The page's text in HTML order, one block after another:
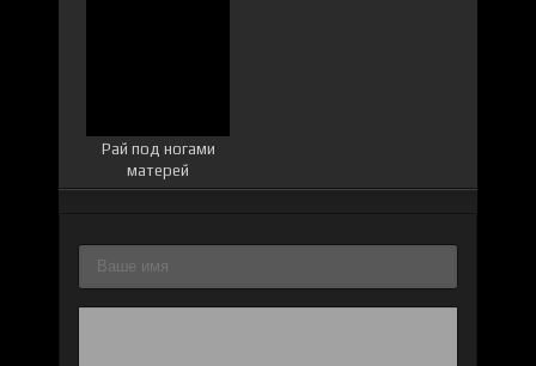
Рай под ногами
матерей